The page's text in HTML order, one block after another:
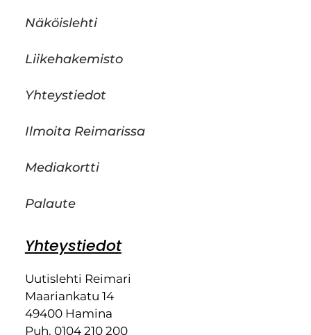
Näköislehti
Liikehakemisto
Yhteystiedot
Ilmoita Reimarissa
Mediakortti
Palaute
Yhteystiedot
Uutislehti Reimari
Maariankatu 14
49400 Hamina
Puh. 0104 210 200